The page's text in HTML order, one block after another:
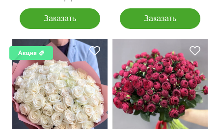
50 см 60 см
Розы Спрей, высота 40-50
см.